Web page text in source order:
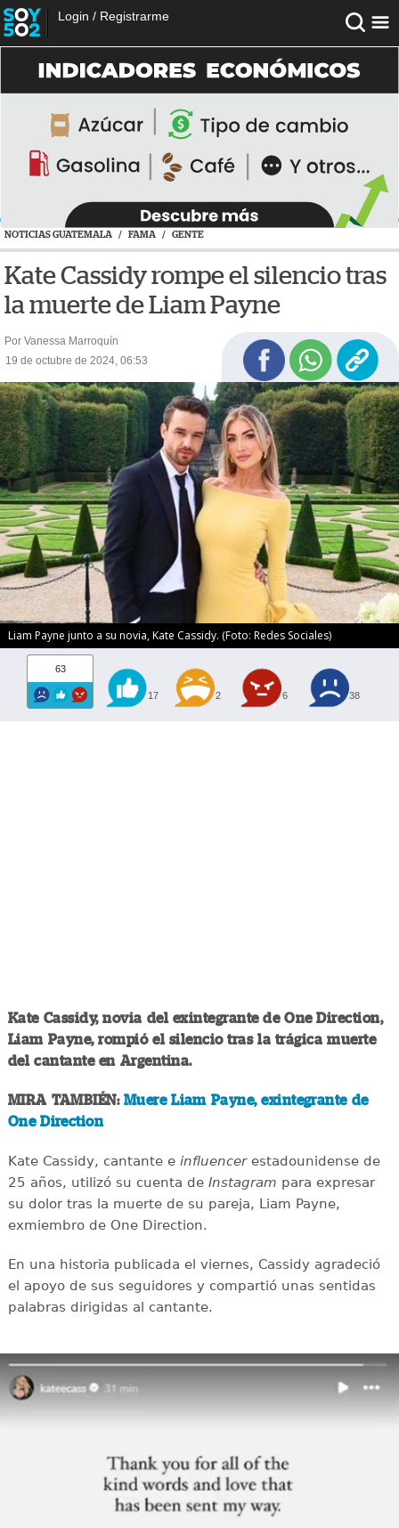
Login / Registrarme
NOTICIAS GUATEMALA / FAMA / GENTE
Kate Cassidy rompe el silencio tras
la muerte de Liam Payne
Por Vanessa Marroquín
19 de octubre de 2024, 06:53
Liam Payne junto a su novia, Kate Cassidy. (Foto: Redes Sociales)
63
17 2 6 38
Kate Cassidy, novia del exintegrante de One Direction,
Liam Payne, rompió el silencio tras la trágica muerte
del cantante en Argentina.
MIRA TAMBIÉN:Muere Liam Payne, exintegrante de
One Direction
Kate Cassidy, cantante e influencerestadounidense de
25 años, utilizó su cuenta de Instagram para expresar
su dolor tras la muerte de su pareja, Liam Payne,
exmiembro de One Direction.
En una historia publicada el viernes, Cassidy agradeció
el apoyo de sus seguidores y compartió unas sentidas
palabras dirigidas al cantante.